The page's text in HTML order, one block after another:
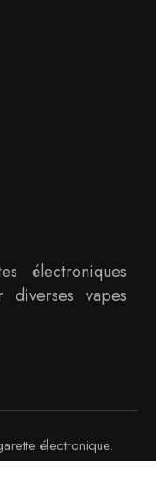
électroniques
diverses vapes
électronique.